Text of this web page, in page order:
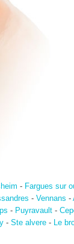
- Fargues sur
- Vennans -
- Puyravault -
- Ste alvere- Le